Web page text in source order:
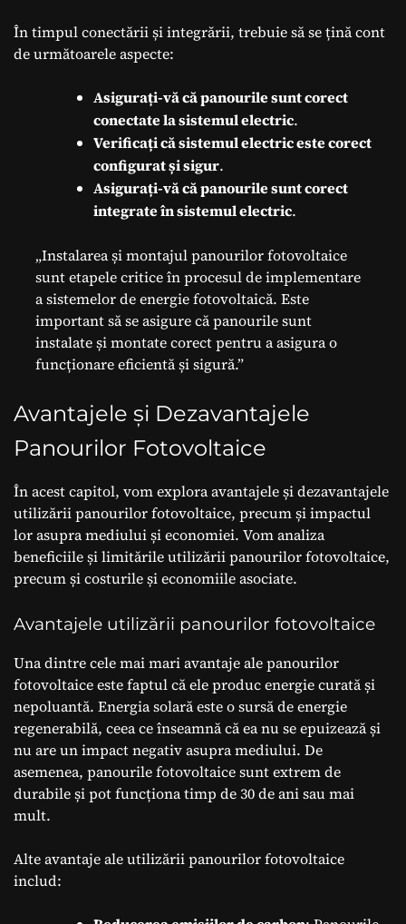
În timpul conectării și integrării, trebuie să se țină cont
de următoarele aspecte:
Asigurați-vă că panourile sunt corect
conectate la sistemul electric.
Verificați că sistemul electric este corect
configurat și sigur.
Asigurați-vă că panourile sunt corect
integrate în sistemul electric.
„Instalarea și montajul panourilor fotovoltaice
sunt etapele critice în procesul de implementare
a sistemelor de energie fotovoltaică. Este
important să se asigure că panourile sunt
instalate și montate corect pentru a asigura o
funcționare eficientă și sigură.”
Avantajele și Dezavantajele
Panourilor Fotovoltaice
În acest capitol, vom explora avantajele și dezavantajele
utilizării panourilor fotovoltaice, precum și impactul
lor asupra mediului și economiei. Vom analiza
beneficiile și limitările utilizării panourilor fotovoltaice,
precum și costurile și economiile asociate.
Avantajele utilizării panourilor fotovoltaice
Una dintre cele mai mari avantaje ale panourilor
fotovoltaice este faptul că ele produc energie curată și
nepoluantă. Energia solară este o sursă de energie
regenerabilă, ceea ce înseamnă că ea nu se epuizează și
nu are un impact negativ asupra mediului. De
asemenea, panourile fotovoltaice sunt extrem de
durabile și pot funcționa timp de 30 de ani sau mai
mult.
Alte avantaje ale utilizării panourilor fotovoltaice
includ: